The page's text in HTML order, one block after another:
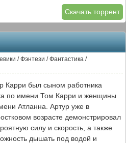
Скачать торрент
/ Фэнтези / Фантастика /
Карри был сыном работника
по имени Том Карри и женщины
Атланна. Артур уже в
возрасте демонстрировал
силу и скорость, а также
дышать под водой и